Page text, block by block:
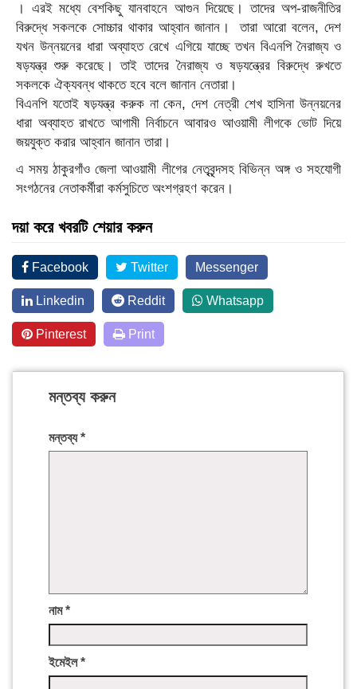
। এরই মধ্যে বেশকিছু যানবাহনে আগুন দিয়েছে। তাদের অপ-রাজনীতির
বিরুদ্ধে সকলকে সোচ্চার থাকার আহ্বান জানান। তারা আরো বলেন, দেশ
যখন উন্নয়নের ধারা অব্যাহত রেখে এগিয়ে যাচ্ছে তখন বিএনপি নৈরাজ্য ও
ষড়যন্ত্র শুরু করেছে। তাই তাদের নৈরাজ্য ও ষড়যন্ত্রের বিরুদ্ধে রুখতে
সকলকে ঐক্যবন্ধ থাকতে হবে বলে জানান নেতারা।
বিএনপি যতোই ষড়যন্ত্র করুক না কেন, দেশ নেত্রী শেখ হাসিনা উন্নয়নের
ধারা অব্যাহত রাখতে আগামী নির্বাচনে আবারও আওয়ামী লীগকে ভোট দিয়ে
জয়যুক্ত করার আহ্বান জানান তারা।
এ সময় ঠাকুরগাঁও জেলা আওয়ামী লীগের নেতৃবৃন্দসহ বিভিন্ন অঙ্গ ও সহযোগী
সংগঠনের নেতাকর্মীরা কর্মসুচিতে অংশগ্রহণ করেন।
দয়া করে খবরটি শেয়ার করুন
Facebook Twitter Messenger
Linkedin Reddit Whatsapp
Pinterest Print
মন্তব্য করুন
মন্তব্য*
নাম*
ইমেইল*